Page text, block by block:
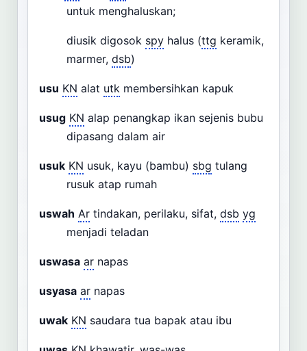
untuk menghaluskan;
diusik digosok spy halus (ttg keramik,
marmer, dsb)
usu KN alat utk membersihkan kapuk
usug KN alap penangkap ikan sejenis bubu
dipasang dalam air
usuk KN usuk, kayu (bambu) sbg tulang
rusuk atap rumah
uswah Ar tindakan, perilaku, sifat, dsb yg
menjadi teladan
uswasa ar napas
usyasa ar napas
uwak KN saudara tua bapak atau ibu